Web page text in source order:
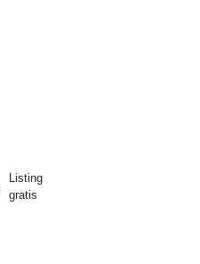
Listing
gratis